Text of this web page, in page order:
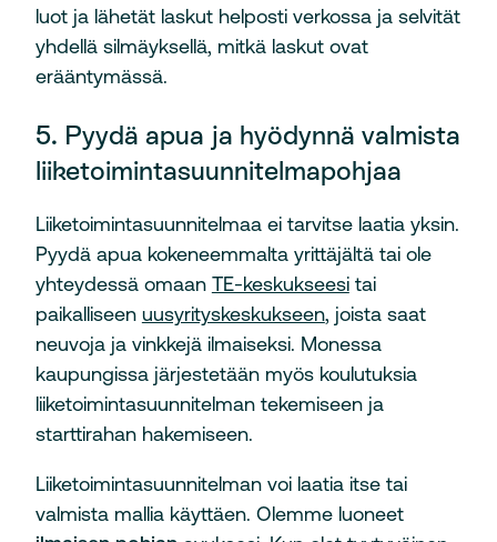
luot ja lähetät laskut helposti verkossa ja selvität
yhdellä silmäyksellä, mitkä laskut ovat
erääntymässä.
5. Pyydä apua ja hyödynnä valmista
liiketoimintasuunnitelmapohjaa
Liiketoimintasuunnitelmaa ei tarvitse laatia yksin.
Pyydä apua kokeneemmalta yrittäjältä tai ole
yhteydessä omaan TE-keskukseesitai
paikalliseen uusyrityskeskukseen, joista saat
neuvoja ja vinkkejä ilmaiseksi. Monessa
kaupungissa järjestetään myös koulutuksia
liiketoimintasuunnitelman tekemiseen ja
starttirahan hakemiseen.
Liiketoimintasuunnitelman voi laatia itse tai
valmista mallia käyttäen. Olemme luoneet